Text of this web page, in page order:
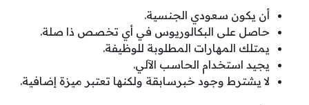
أن يكون سعودي الجنسية.
حاصل على البكالوريوس في أي تخصص ذا صلة.
يمتلك المهارات المطلوبة للوظيفة.
يجيد استخدام الحاسب الآلي.
لا يشترط وجود خبرسابقة ولكنها تعتبر ميزة إضافية.